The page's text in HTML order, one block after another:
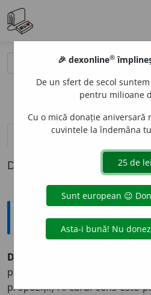
definiții (1) pronunțievolume_up (50)
Definiția cu ID-ul 859207:
Explicative DEX
DETERMIN
precizat, care a fost stabilit.
propoziții) Al cărui sens este
🎉 dexonline®
De un sfert de secol
pentru milioane
Cu o mică donație aniversară
cuvintele la îndemâna